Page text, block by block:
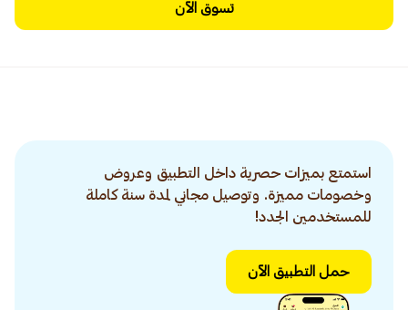
تسوق الآن
استمتع بميزات حصرية داخل التطبيق وعروض
وخصومات مميزة. وتوصيل مجاني لمدة سنة كاملة
للمستخدمين الجدد!
حمل التطبيق الآن